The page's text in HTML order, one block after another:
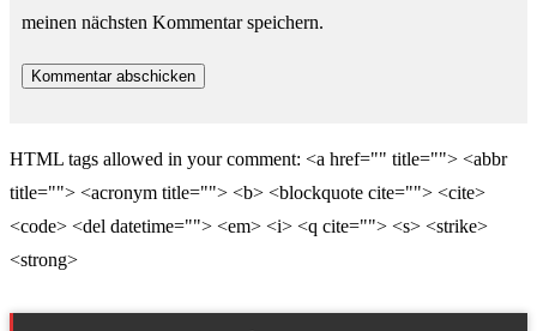
meinen nächsten Kommentar speichern.
HTML tags allowed in your comment: <a href="" title=""> <abbr
title=""> <acronym title=""> <b> <blockquote cite=""> <cite>
<code> <del datetime=""> <em> <i> <q cite=""> <s> <strike>
<strong>